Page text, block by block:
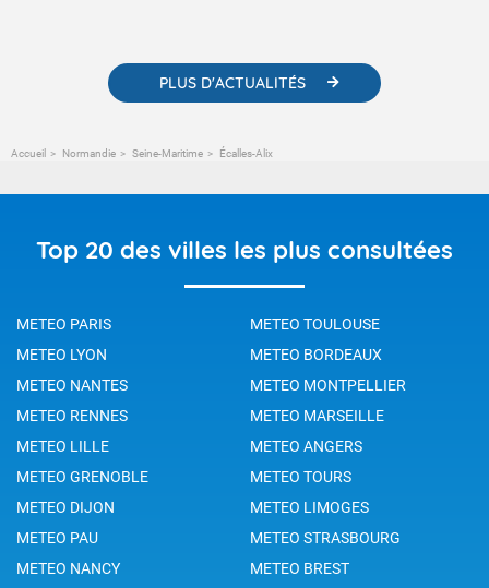
PLUS D'ACTUALITÉS
Accueil Normandie Seine-Maritime Écalles-Alix
Top 20 des villes les plus consultées
METEO PARIS
METEO TOULOUSE
METEO LYON
METEO BORDEAUX
METEO NANTES
METEO MONTPELLIER
METEO RENNES
METEO MARSEILLE
METEO LILLE
METEO ANGERS
METEO GRENOBLE
METEO TOURS
METEO DIJON
METEO LIMOGES
METEO PAU
METEO STRASBOURG
METEO NANCY
METEO BREST